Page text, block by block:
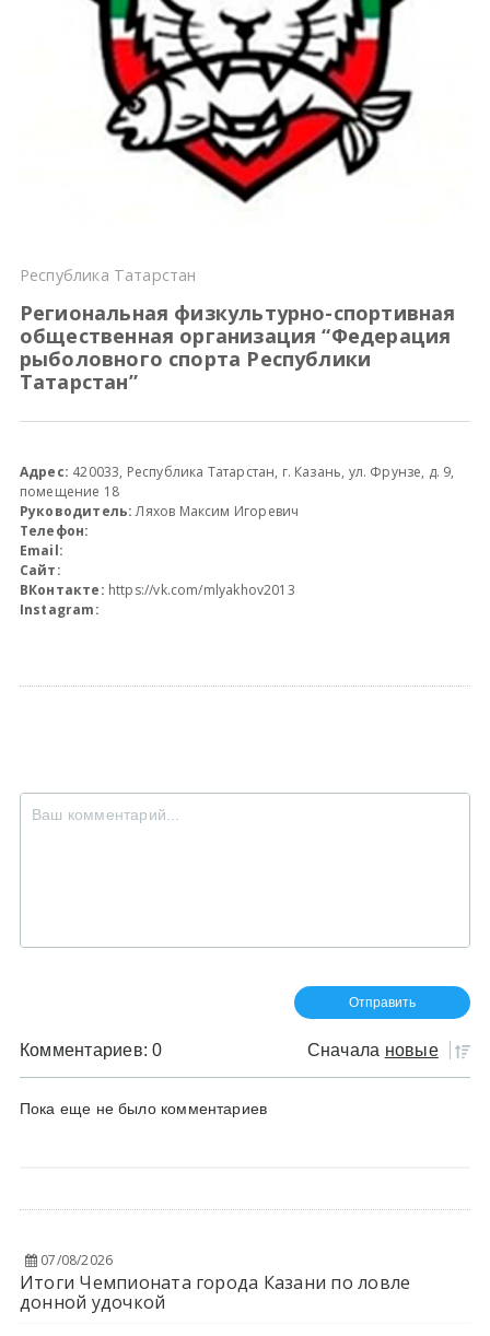
Республика Татарстан
Региональная физкультурно-спортивная
общественная организация “Федерация
рыболовного спорта Республики
Татарстан”
Адрес: 420033, Республика Татарстан, г. Казань, ул. Фрунзе, д. 9,
помещение 18
Руководитель:Ляхов Максим Игоревич
Телефон:
Email:
Сайт:
ВКонтакте: https://vk.com/mlyakhov2013
Instagram:
Комментариев: 0 Сначала новые
Пока еще не было комментариев
07/08/2026
Итоги Чемпионата города Казани по ловле
донной удочкой
Всероссийские правила
Судейские документы